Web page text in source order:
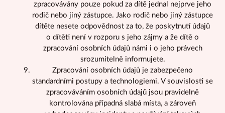
zpracovávány pouze pokud za dítě jednal nejprve jeho
rodič nebo jiný zástupce. Jako rodič nebo jiný zástupce
dítěte nesete odpovědnost za to, že poskytnutí údajů
o dítěti není v rozporu s jeho zájmy a že dítě o
zpracování osobních údajů námi i o jeho právech
srozumitelně informujete.
Zpracování osobních údajů je zabezpečeno
standardními postupy a technologiemi. V souvislosti se
zpracováváním osobních údajů jsou pravidelně
kontrolována případná slabá místa, a zároveň